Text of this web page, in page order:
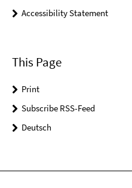
Accessibility Statement
This Page
Print
Subscribe RSS-Feed
Deutsch